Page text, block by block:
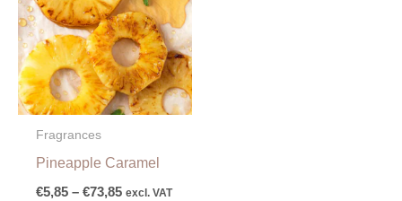
Fragrances
Pineapple Caramel
€5,85 – €73,85
€73,85
excl. VAT